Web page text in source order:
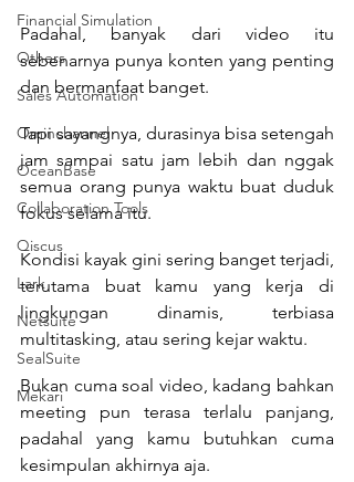
Financial Simulation
Others
Sales Automation
Ominchannel
OceanBase
Collaboration Tools
Qiscus
Lark
Netsuite
SealSuite
Mekari
Padahal, banyak dari video itu
sebenarnya punya konten yang penting
dan bermanfaat banget.
Tapi sayangnya, durasinya bisa setengah
jam sampai satu jam lebih dan nggak
semua orang punya waktu buat duduk
fokus selama itu.
Kondisi kayak gini sering banget terjadi,
terutama buat kamu yang kerja di
lingkungan dinamis, terbiasa
multitasking, atau sering kejar waktu.
Bukan cuma soal video, kadang bahkan
meeting pun terasa terlalu panjang,
padahal yang kamu butuhkan cuma
kesimpulan akhirnya aja.